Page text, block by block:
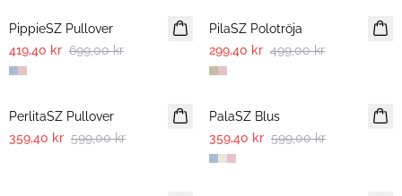
PippieSZ Pullover
419,40 kr 699,00 kr
PilaSZ Polotröja
299,40 kr 499,00 kr
-40%
PerlitaSZ Pullover
359,40 kr 599,00 kr
-40%
PalaSZ Blus
359,40 kr 599,00 kr
30%